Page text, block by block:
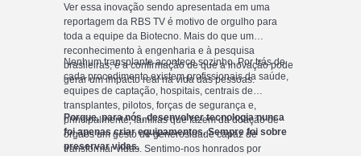
Ver essa inovação sendo apresentada em uma
reportagem da RBS TV é motivo de orgulho para
toda a equipe da Biotecno. Mais do que um
reconhecimento à engenharia e à pesquisa
brasileiras, é a confirmação de que a inovação pode
gerar um impacto real na vida das pessoas.
Nenhum transplante acontece sozinho. Por trás de
cada procedimento existem profissionais da saúde,
equipes de captação, hospitais, centrais de
transplantes, pilotos, forças de segurança e,
principalmente, famílias que fazem da doação de
órgãos um gesto de generosidade capaz de
transformar vidas. Sentimo-nos honrados por
Porque, para nós, desenvolver tecnologia nunca
foi apenas criar equipamentos. Sempre foi sobre
preservar vidas.